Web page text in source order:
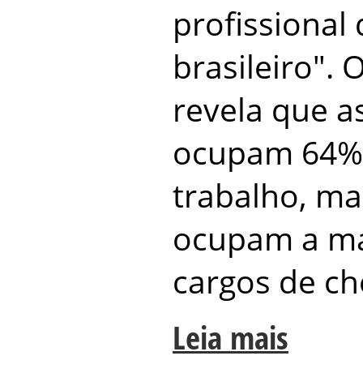
profissional
brasileiro".
revela que
ocupam
trabalho,
ocupam a
cargos de
Leia mais